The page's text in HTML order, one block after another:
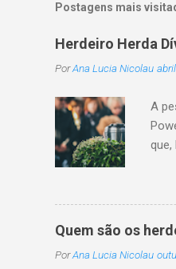
Postagens mais
Herdeiro Herda
PorAna Lucia Nicolau
A
não
a
Quem são os
PorAna Lucia Nicolau